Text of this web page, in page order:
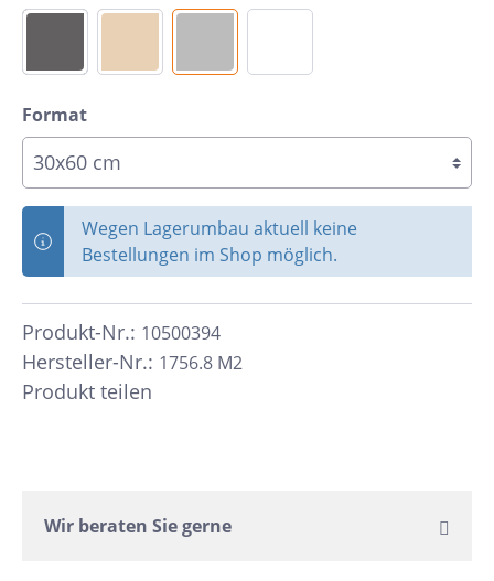
Format
Wegen Lagerumbau aktuell keine
Bestellungen im Shop möglich.
Hersteller-Nr.: 1756.8 M2
Produkt-Nr.: 10500394
Produkt teilen
Wir beraten Sie gerne